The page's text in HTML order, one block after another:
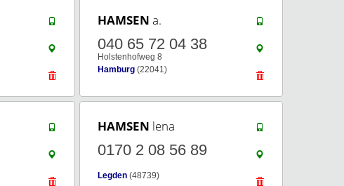
HAMSEN a.
040 65 72 04 38
Holstenhofweg 8
Hamburg (22041)
HAMSEN lena
0170 2 08 56 89
Legden (48739)